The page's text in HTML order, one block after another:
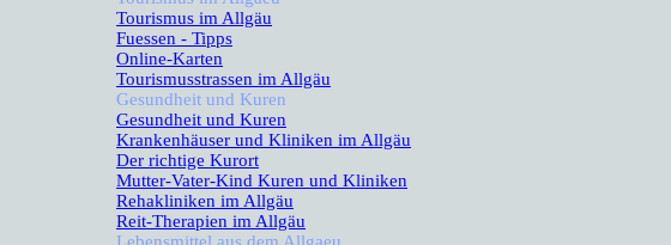
Tourismus im Allgäu
Fuessen - Tipps
Online-Karten
Tourismusstrassen im Allgäu
Gesundheit und Kuren
Gesundheit und Kuren
Krankenhäuser und Kliniken im Allgäu
Der richtige Kurort
Mutter-Vater-Kind Kuren und Kliniken
Rehakliniken im Allgäu
Reit-Therapien im Allgäu